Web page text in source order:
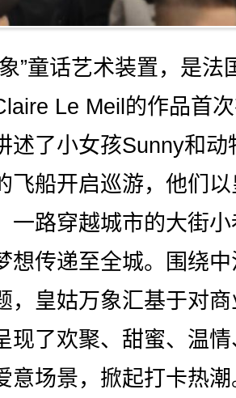
童话艺术装置，是法
Le Meil的作品首
述了小女孩Sunny和动
飞船开启巡游，他们
一路穿越城市的大街
想传递至全城。围绕
，皇姑万象汇基于对
现了欢聚、甜蜜、温
意场景，掀起打卡热